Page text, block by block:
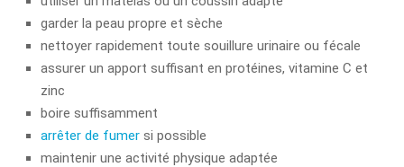
garder la peau propre et sèche
nettoyer rapidement toute souillure urinaire ou fécale
assurer un apport suffisant en protéines, vitamine C et
zinc
boire suffisamment
arrêter de fumer si possible
maintenir une activité physique adaptée